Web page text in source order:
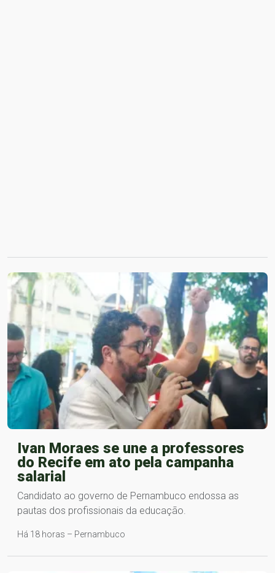
Ivan Moraes se une a professores
do Recife em ato pela campanha
salarial
Candidato ao governo de Pernambuco endossa as
pautas dos profissionais da educação​.
Há 18 horas – Pernambuco